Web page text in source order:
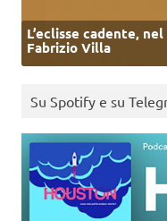
L’eclisse cadente,
Fabrizio Villa
Su Spotify e su